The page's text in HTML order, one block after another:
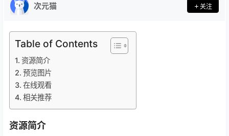
次元猫 关注
Table of Contents
资源简介
预览图片
在线观看
相关推荐
资源简介